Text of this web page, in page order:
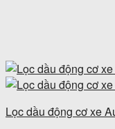
Lọc dầu động cơ xe